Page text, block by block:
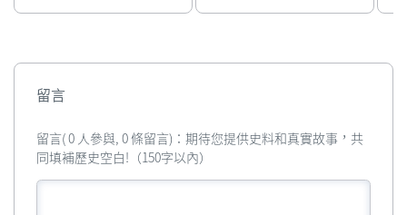
留言
留言( 0 人參與, 0 條留言)：期待您提供史料和真實故事，共
同填補歷史空白!（150字以內）